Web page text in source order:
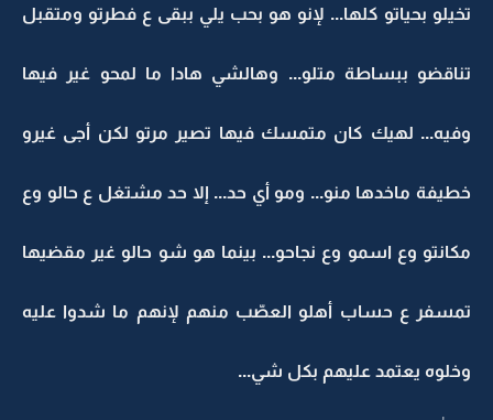
تخيلو بحياتو كلها... لإنو هو بحب يلي ببقى ع فطرتو ومتقبل
تناقضو ببساطة متلو... وهالشي هادا ما لمحو غير فيها
وفيه... لهيك كان متمسك فيها تصير مرتو لكن أجى غيرو
خطيفة ماخدها منو... ومو أي حد... إلا حد مشتغل ع حالو وع
مكانتو وع اسمو وع نجاحو... بينما هو شو حالو غير مقضيها
تمسفر ع حساب أهلو العصّب منهم لإنهم ما شدوا عليه
وخلوه يعتمد عليهم بكل شي...